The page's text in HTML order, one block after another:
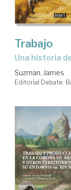
Trabajo
una historia
Suzman, James
Editorial Debate.